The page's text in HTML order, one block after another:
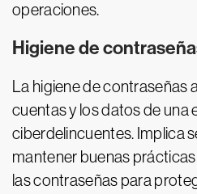
operaciones.
Higiene de
La higiene de contraseñas
cuentas y los datos de una
ciberdelincuentes. Implica
mantener buenas
las contraseñas para